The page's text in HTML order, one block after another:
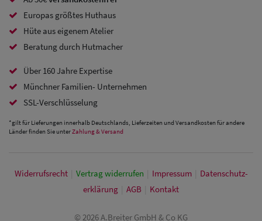
Damen Caps
Großgrößen
(63-65 cm)
Europas größtes Huthaus
Hüte aus eigenem Atelier
Beratung durch Hutmacher
Über 160 Jahre Expertise
Münchner Familien- Unternehmen
SSL-Verschlüsselung
*gilt für Lieferungen innerhalb Deutschlands, Lieferzeiten und Versandkosten für andere
Länder finden Sie unterZahlung & Versand
Widerrufs­recht Vertrag widerrufen Impressum
Daten­schutz­
erklärung
AGB Kontakt
© 2026 A.Breiter GmbH & Co KG